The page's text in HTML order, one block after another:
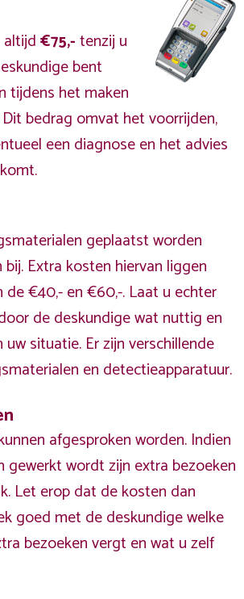
€75,-tenzij u
bent
tijdens het maken
bedrag omvat het voorrijden,
een diagnose en het advies
geplaatst worden
Extra kosten hiervan liggen
€40,- en €60,-. Laat u echter
de deskundige wat nuttig en
situatie. Er zijn verschillende
en detectieapparatuur.
afgesproken worden. Indien
gewerkt wordt zijn extra bezoeken
Let erop dat de kosten dan
goed met de deskundige welke
bezoeken vergt en wat u zelf